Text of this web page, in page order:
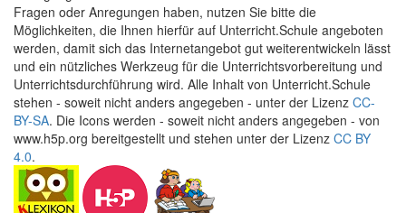
Fragen oder Anregungen haben, nutzen Sie bitte die
Möglichkeiten, die Ihnen hierfür auf Unterricht.Schule angeboten
werden, damit sich das Internetangebot gut weiterentwickeln lässt
und ein nützliches Werkzeug für die Unterrichtsvorbereitung und
Unterrichtsdurchführung wird. Alle Inhalt von Unterricht.Schule
stehen - soweit nicht anders angegeben - unter der Lizenz CC-
BY-SA. Die Icons werden - soweit nicht anders angegeben - von
www.h5p.org bereitgestellt und stehen unter der Lizenz CC BY
4.0.